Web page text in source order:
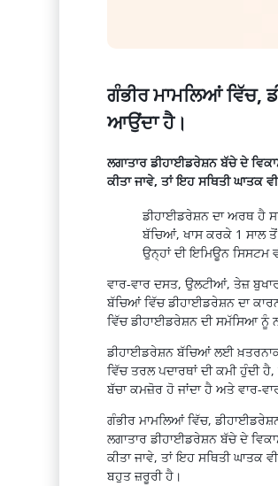
ਗੰਭੀਰ ਮਾਮਲਿਆਂ ਵਿੱਚ,
ਆਉਂਦਾ ਹੈ।
ਲਗਾਤਾਰ ਡੀਹਾਈਡਰੇਸ਼ਨ ਬੱਚੇ ਦੇ
ਕੀਤਾ ਜਾਵੇ, ਤਾਂ ਇਹ ਸਥਿਤੀ ਘਾਤਕ
ਡੀਹਾਈਡਰੇਸ਼ਨਦਾ ਅਰਥ ਹੈ
ਬੱਚਿਆਂ, ਖਾਸ ਕਰਕੇ 1 ਸਾਲ
ਉਨ੍ਹਾਂ ਦੀਇਮਿਊਨਸਿਸਟਮ
ਵਾਰ-ਵਾਰ ਦਸਤ, ਉਲਟੀਆਂ, ਤੇਜ਼
ਬੱਚਿਆਂ ਵਿੱਚਡੀਹਾਈਡਰੇਸ਼ਨਦਾ
ਵਿੱਚਡੀਹਾਈਡਰੇਸ਼ਨਦੀ ਸਮੱਸਿਆ ਨੂੰ
ਡੀਹਾਈਡਰੇਸ਼ਨਬੱਚਿਆਂ ਲਈ ਖ਼ਤਰਨਾਕ
ਵਿੱਚ ਤਰਲ ਪਦਾਰਥਾਂ ਦੀ ਕਮੀ ਹੁੰਦੀ
ਬੱਚਾ ਕਮਜ਼ੋਰ ਹੋ ਜਾਂਦਾ ਹੈ ਅਤੇ ਵਾਰ-
ਗੰਭੀਰ ਮਾਮਲਿਆਂ ਵਿੱਚ,
ਲਗਾਤਾਰ ਡੀਹਾਈਡਰੇਸ਼ਨ ਬੱਚੇ ਦੇ
ਕੀਤਾ ਜਾਵੇ, ਤਾਂ ਇਹ ਸਥਿਤੀ
ਬਹੁਤ ਜ਼ਰੂਰੀ ਹੈ।